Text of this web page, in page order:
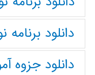
دانلود
دانلود جزوه